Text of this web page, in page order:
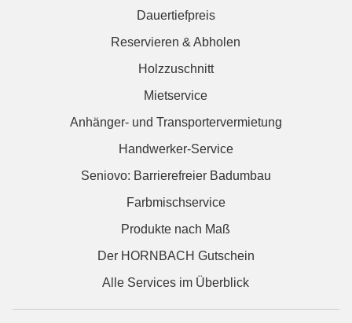
Dauertiefpreis
Reservieren & Abholen
Holzzuschnitt
Mietservice
Anhänger- und Transportervermietung
Handwerker-Service
Seniovo: Barrierefreier Badumbau
Farbmischservice
Produkte nach Maß
Der HORNBACH Gutschein
Alle Services im Überblick